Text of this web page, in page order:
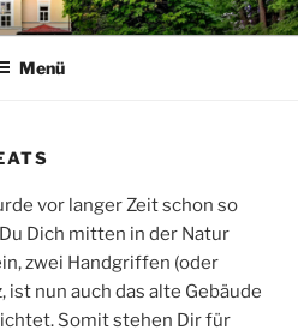
Menü
vor langer Zeit schon so
Dich mitten in der Natur
zwei Handgriffen (oder
ist nun auch das alte Gebäude
Somit stehen Dir für